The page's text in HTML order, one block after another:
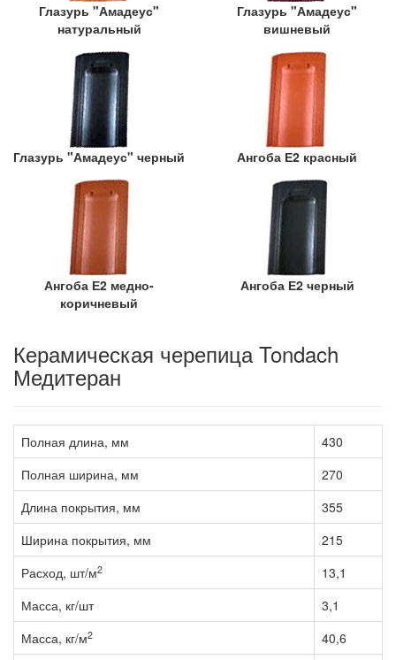
Глазурь "Амадеус"
натуральный
Глазурь "Амадеус"
вишневый
Глазурь "Амадеус" черный Ангоба Е2 красный
Ангоба Е2 медно-
коричневый
Ангоба Е2 черный
Керамическая черепица Tondach
Медитеран
Полная длина, мм
430
Полная ширина, мм
270
Длина покрытия, мм
355
Ширина покрытия, мм
215
Расход, шт/м2
13,1
Масса, кг/шт
3,1
Масса, кг/м2 40,6